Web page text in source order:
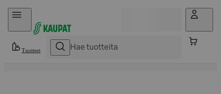
Hyppää sisältöön
Tuotteet